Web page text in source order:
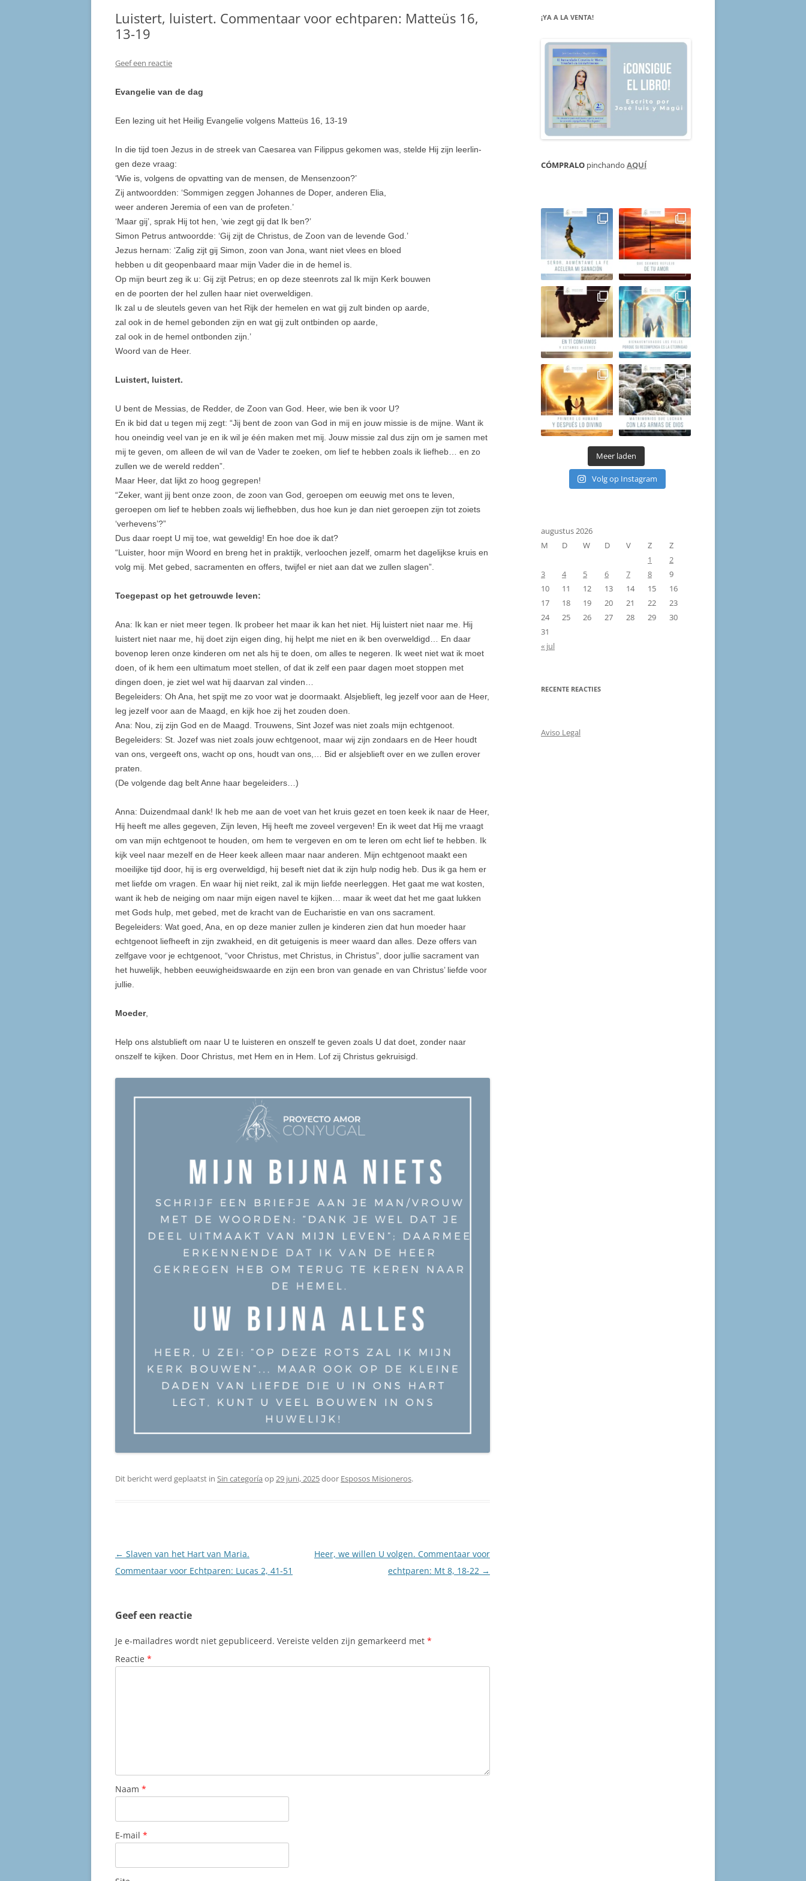
Luistert, luistert. Commentaar voor echtparen: Matteüs 16,
13-19
Geef een reactie
Evangelie van de dag
Een lezing uit het Heilig Evangelie volgens Matteüs 16, 13-19
In die tijd toen Jezus in de streek van Caesarea van Filippus gekomen was, stelde Hij zijn leerlin­
gen deze vraag:
‘Wie is, volgens de opvatting van de mensen, de Mensen­zoon?’
Zij antwoord­den: ‘Sommigen zeggen Johannes de Doper, anderen Elia,
weer anderen Jeremia of een van de profeten.’
‘Maar gij’, sprak Hij tot hen, ‘wie zegt gij dat Ik ben?’
Simon Petrus antwoordde: ‘Gij zijt de Christus, de Zoon van de levende God.’
Jezus hernam: ‘Zalig zijt gij Simon, zoon van Jona, want niet vlees en bloed
hebben u dit geopenbaard maar mijn Vader die in de hemel is.
Op mijn beurt zeg ik u: Gij zijt Petrus; en op deze steen­rots zal Ik mijn Kerk bouwen
en de poorten der hel zullen haar niet overweldi­gen.
Ik zal u de sleutels geven van het Rijk der hemelen en wat gij zult binden op aarde,
zal ook in de hemel gebonden zijn en wat gij zult ontbinden op aarde,
zal ook in de hemel ontbonden zijn.’
Woord van de Heer.
Luistert, luistert.
U bent de Messias, de Redder, de Zoon van God. Heer, wie ben ik voor U?
En ik bid dat u tegen mij zegt: “Jij bent de zoon van God in mij en jouw missie is de mijne. Want ik
hou oneindig veel van je en ik wil je één maken met mij. Jouw missie zal dus zijn om je samen met
mij te geven, om alleen de wil van de Vader te zoeken, om lief te hebben zoals ik liefheb… en zo
zullen we de wereld redden”.
Maar Heer, dat lijkt zo hoog gegrepen!
“Zeker, want jij bent onze zoon, de zoon van God, geroepen om eeuwig met ons te leven,
geroepen om lief te hebben zoals wij liefhebben, dus hoe kun je dan niet geroepen zijn tot zoiets
‘verhevens’?”
Dus daar roept U mij toe, wat geweldig! En hoe doe ik dat?
“Luister, hoor mijn Woord en breng het in praktijk, verloochen jezelf, omarm het dagelijkse kruis en
volg mij. Met gebed, sacramenten en offers, twijfel er niet aan dat we zullen slagen”.
Toegepast op het getrouwde leven:
Ana: Ik kan er niet meer tegen. Ik probeer het maar ik kan het niet. Hij luistert niet naar me. Hij
luistert niet naar me, hij doet zijn eigen ding, hij helpt me niet en ik ben overweldigd… En daar
bovenop leren onze kinderen om net als hij te doen, om alles te negeren. Ik weet niet wat ik moet
doen, of ik hem een ultimatum moet stellen, of dat ik zelf een paar dagen moet stoppen met
dingen doen, je ziet wel wat hij daarvan zal vinden…
Begeleiders: Oh Ana, het spijt me zo voor wat je doormaakt. Alsjeblieft, leg jezelf voor aan de Heer,
leg jezelf voor aan de Maagd, en kijk hoe zij het zouden doen.
Ana: Nou, zij zijn God en de Maagd. Trouwens, Sint Jozef was niet zoals mijn echtgenoot.
Begeleiders: St. Jozef was niet zoals jouw echtgenoot, maar wij zijn zondaars en de Heer houdt
van ons, vergeeft ons, wacht op ons, houdt van ons,… Bid er alsjeblieft over en we zullen erover
praten.
(De volgende dag belt Anne haar begeleiders…)
Anna: Duizendmaal dank! Ik heb me aan de voet van het kruis gezet en toen keek ik naar de Heer,
Hij heeft me alles gegeven, Zijn leven, Hij heeft me zoveel vergeven! En ik weet dat Hij me vraagt
om van mijn echtgenoot te houden, om hem te vergeven en om te leren om echt lief te hebben. Ik
kijk veel naar mezelf en de Heer keek alleen maar naar anderen. Mijn echtgenoot maakt een
moeilijke tijd door, hij is erg overweldigd, hij beseft niet dat ik zijn hulp nodig heb. Dus ik ga hem er
met liefde om vragen. En waar hij niet reikt, zal ik mijn liefde neerleggen. Het gaat me wat kosten,
want ik heb de neiging om naar mijn eigen navel te kijken… maar ik weet dat het me gaat lukken
met Gods hulp, met gebed, met de kracht van de Eucharistie en van ons sacrament.
Begeleiders: Wat goed, Ana, en op deze manier zullen je kinderen zien dat hun moeder haar
echtgenoot liefheeft in zijn zwakheid, en dit getuigenis is meer waard dan alles. Deze offers van
zelfgave voor je echtgenoot, “voor Christus, met Christus, in Christus”, door jullie sacrament van
het huwelijk, hebben eeuwigheidswaarde en zijn een bron van genade en van Christus’ liefde voor
jullie.
Moeder,
Help ons alstublieft om naar U te luisteren en onszelf te geven zoals U dat doet, zonder naar
onszelf te kijken. Door Christus, met Hem en in Hem. Lof zij Christus gekruisigd.
Dit bericht werd geplaatst in Sin categoría op29 juni, 2025door Esposos Misioneros.
Berichtnavigatie
← Slaven van het Hart van Maria.
Commentaar voor Echtparen: Lucas 2, 41-51
Heer, we willen U volgen. Commentaar voor
echtparen: Mt 8, 18-22 →
Geef een reactie
Je e-mailadres wordt niet gepubliceerd. Vereiste velden zijn gemarkeerd met *
Reactie *
Naam *
E-mail *
¡YA A LA VENTA!
CÓMPRALO pinchando AQUÍ
Meer laden
Volg op Instagram
augustus 2026
M
D W D V Z
Z
1
2
3
4 5 6 7 8
9
10
11 12 13 14 15
16
17
18 19 20 21 22
23
24
25 26 27 28 29
30
31
« jul
RECENTE REACTIES
Aviso Legal